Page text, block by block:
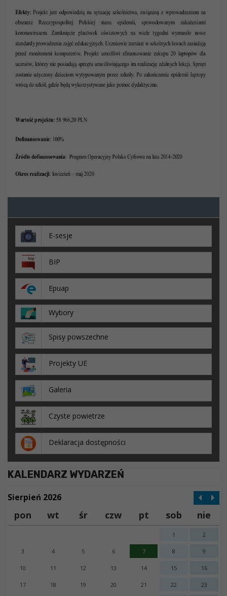
E-sesje
BIP
Epuap
Wybory
Spisy powszechne
Projekty UE
Galeria
Czyste powietrze
Deklaracja dostępności
KALENDARZ WYDARZEŃ
Sierpień 2026
pon wt śr czw pt sob nie
1 2
3 4 5 6 7 8 9
10 11 12 13 14 15 16
17 18 19 20 21 22 23